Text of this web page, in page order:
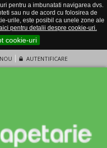
pentru a imbunatati navigarea dvs.
sau nu de acord cu folosirea de
urile, este posibil ca unele zone ale
pentru detalii despre cookie-uri.
cookie-uri
AUTENTIFICARE